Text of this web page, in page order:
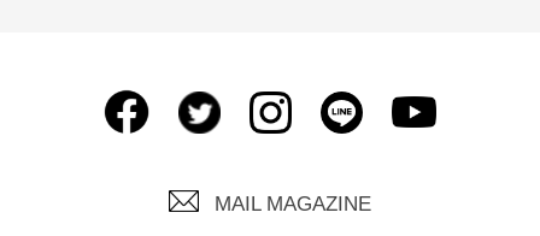
MAIL MAGAZINE